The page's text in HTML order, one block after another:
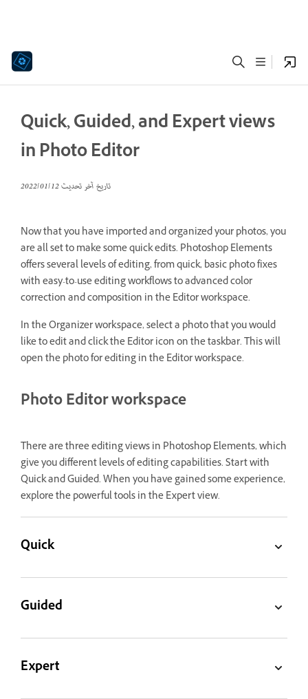
Quick, Guided, and Expert views
in Photo Editor
تاريخ آخر تحديث12‏/01‏/2022
Now that you have imported and organized your photos, you
are all set to make some quick edits. Photoshop Elements
offers several levels of editing, from quick, basic photo fixes
with easy-to-use editing workflows to advanced color
correction and composition in the Editor workspace.
In the Organizer workspace, select a photo that you would
like to edit and click the Editor icon on the taskbar. This will
open the photo for editing in the Editor workspace.
Photo Editor workspace
There are three editing views in Photoshop Elements, which
give you different levels of editing capabilities. Start with
Quick and Guided. When you have gained some experience,
explore the powerful tools in the Expert view.
Quick
Guided
Expert